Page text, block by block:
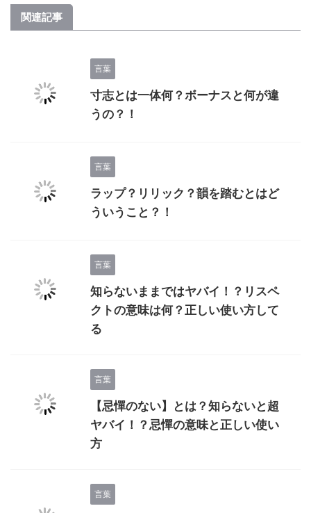
関連記事
言葉
寸志とは一体何？ボーナスと何が違
うの？！
言葉
ラップ？リリック？韻を踏むとはど
ういうこと？！
言葉
知らないままではヤバイ！？リスペ
クトの意味は何？正しい使い方して
る
言葉
【忌憚のない】とは？知らないと超
ヤバイ！？忌憚の意味と正しい使い
方
言葉